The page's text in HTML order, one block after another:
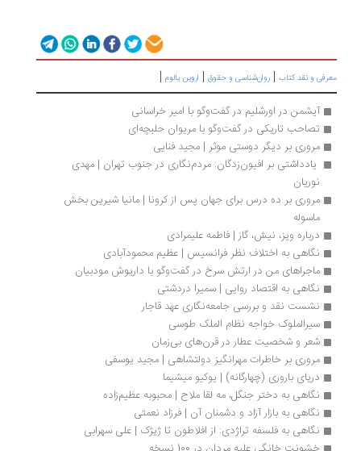
و نقد کتاب|روان‌شناسی و حقوق|اروین یالوم|
آیشمن در اورشلیم در گفت‌وگو با امیر خراسانی
تصاحب تاریکی در گفت‌وگو با مریوان حلبچه‌ای
مروری بر دیگر دوستی موثر | مجید فنایی
مروری بر ده درس برای جهان پس از کرونا | مانیا شیرین بخش
درباره ویز، نیش، گاز | فاطمه علیمرادی
نگاهی به اختلاف نظر فرانسیس | عظیم محمودآبادی
ماجراهای من در ارتش سرخ در گفت‌وگو با داریوش مودبیان
نگاهی به اقتصاد روایی | سمیرا دردشتی
نشست نقد و بررسی جامعه‌نگاری عهد قاجار
سیرالملوک خواجه نظام الملک طوسی
شعر و شخصیت عطار در قرن‌های بی‌زمان
مروری بر خاطرات مهرانگیز دولتشاهی | مجید یوسفی
دریای باروری (چهارگانه) | یوکیو میشیما
نگاهی به دختر جنگل، مه لقا ملاح | محبوبه عظیم‌زاده
نگاهی به بازار آزاد و دشمنان آن | فرزاد نعمتی
نگاهی به فلسفه تراژدی: از افلاطون تا ژیژک | علی سهرابی